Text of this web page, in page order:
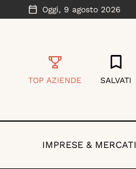
Oggi, 9 agosto 2026
TOP AZIENDE SALVATI
IMPRESE & MERCATI